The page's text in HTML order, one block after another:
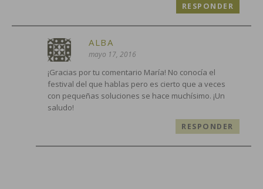
RESPONDER
ALBA
mayo 17, 2016
¡Gracias por tu comentario María! No conocía el
festival del que hablas pero es cierto que a veces
con pequeñas soluciones se hace muchísimo. ¡Un
saludo!
RESPONDER